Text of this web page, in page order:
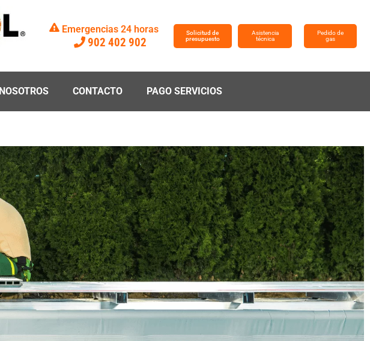
Emergencias 24 horas
902 402 902
Solicitud de
presupuesto
Asistencia
técnica
Pedido de
gas
CONTACTO PAGO SERVICIOS